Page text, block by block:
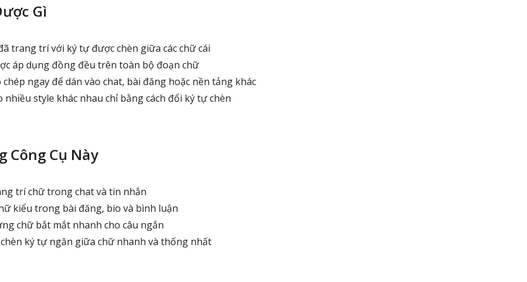
Gì
trang trí với ký tự được chèn giữa các chữ cái
áp dụng đồng đều trên toàn bộ đoạn chữ
chép ngay để dán vào chat, bài đăng hoặc nền tảng khác
nhiều style khác nhau chỉ bằng cách đổi ký tự chèn
Công Cụ Này
trí chữ trong chat và tin nhắn
kiểu trong bài đăng, bio và bình luận
chữ bắt mắt nhanh cho câu ngắn
ký tự ngăn giữa chữ nhanh và thống nhất